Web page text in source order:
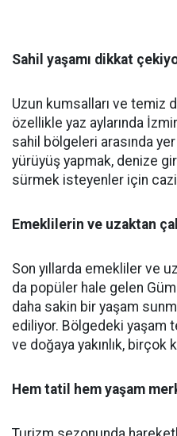
Sahil yaşamı dikkat
Uzun kumsalları ve temiz
özellikle yaz aylarında
sahil bölgeleri arasında
yürüyüş yapmak, denize
sürmek isteyenler için
Emeklilerin ve uzaktan
Son yıllarda emekliler ve
da popüler hale gelen
daha sakin bir yaşam
ediliyor. Bölgedeki yaşam
ve doğaya yakınlık,
Hem tatil hem yaşam